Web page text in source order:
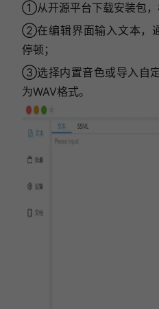
①从开源平台下载安装包，
②在编辑界面输入文本，
停顿；
③选择内置音色或导入自
为WAV格式。